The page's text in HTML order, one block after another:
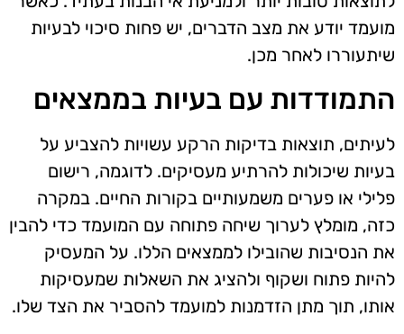
מועמד יודע את מצב הדברים, יש פחות סיכוי לבעיות
שיתעוררו לאחר מכן.
התמודדות עם בעיות בממצאים
לעיתים, תוצאות בדיקות הרקע עשויות להצביע על
בעיות שיכולות להרתיע מעסיקים. לדוגמה, רישום
פלילי או פערים משמעותיים בקורות החיים. במקרה
כזה, מומלץ לערוך שיחה פתוחה עם המועמד כדי להבין
את הנסיבות שהובילו לממצאים הללו. על המעסיק
להיות פתוח ושקוף ולהציג את השאלות שמעסיקות
אותו, תוך מתן הזדמנות למועמד להסביר את הצד שלו.